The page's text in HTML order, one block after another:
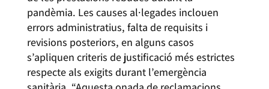
pandèmia. Les causes al·legades inclouen
errors administratius, falta de requisits i
revisions posteriors, en alguns casos
s’apliquen criteris de justificació més estrictes
respecte als exigits durant l’emergència